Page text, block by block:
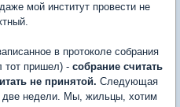
мой институт провести не
в протоколе собрания
тот пришел) - собрание считать
не принятой. Следующая
две недели. Мы, жильцы, хотим